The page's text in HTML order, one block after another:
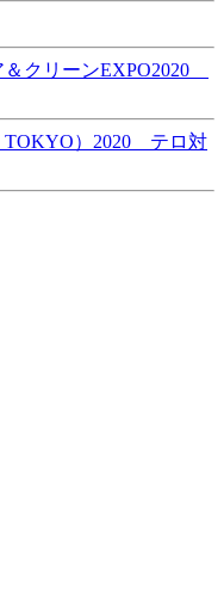
クリーンEXPO2020
TOKYO）2020 テロ対